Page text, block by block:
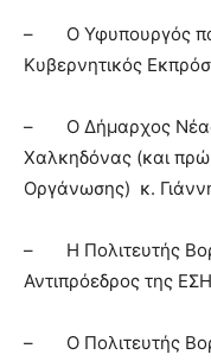
– Ο Υφυπουργός
Κυβερνητικός
– Ο Δήμαρχος Νέας
Χαλκηδόνας (και
Οργάνωσης) κ.
– Η Πολιτευτής
Αντιπρόεδρος της
– Ο Πολιτευτής